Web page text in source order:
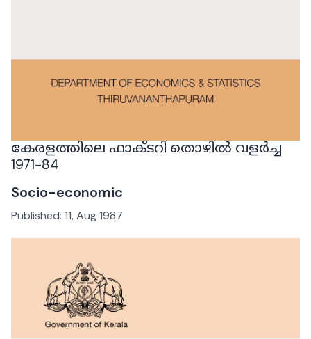
കേരളത്തിലെ ഫാക്ടറി തൊഴിൽ വളർച്ച
1971-84
Socio-economic
Published: 11, Aug 1987